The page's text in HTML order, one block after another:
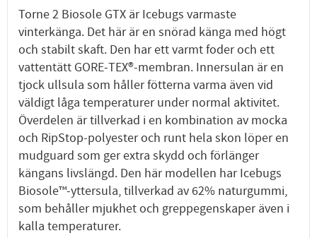
Torne 2 Biosole GTX är Icebugs varmaste
vinterkänga. Det här är en snörad känga med högt
och stabilt skaft. Den har ett varmt foder och ett
vattentätt GORE-TEX®-membran. Innersulan är en
tjock ullsula som håller fötterna varma även vid
väldigt låga temperaturer under normal aktivitet.
Överdelen är tillverkad i en kombination av mocka
och RipStop-polyester och runt hela skon löper en
mudguard som ger extra skydd och förlänger
kängans livslängd. Den här modellen har Icebugs
Biosole™-yttersula, tillverkad av 62% naturgummi,
som behåller mjukhet och greppegenskaper även i
kalla temperaturer.